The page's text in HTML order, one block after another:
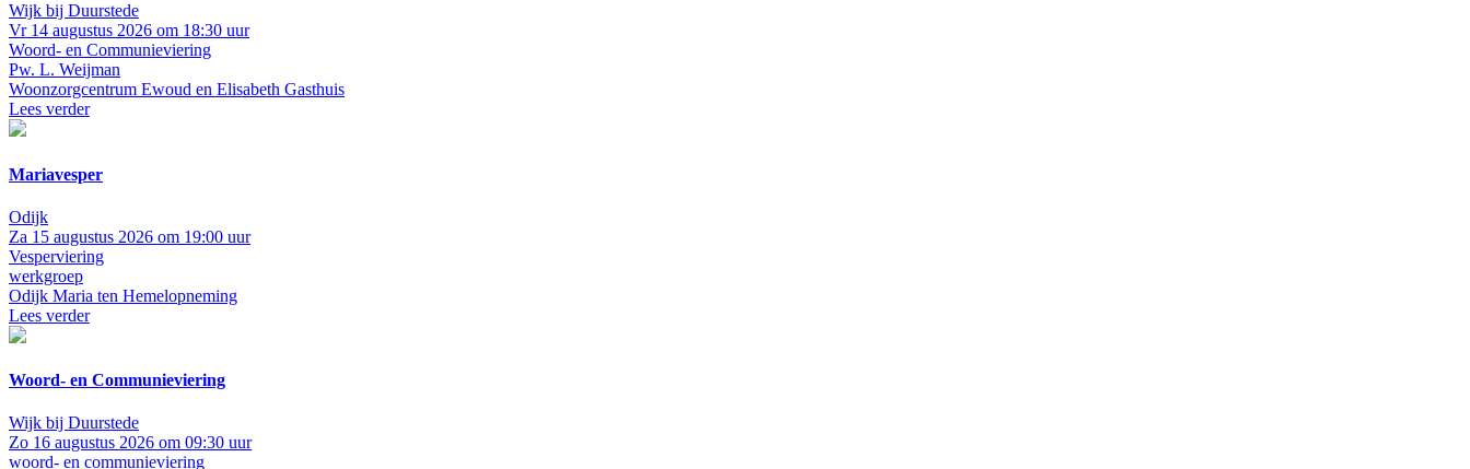
Wijk bij Duurstede
Vr 14 augustus 2026 om 18:30 uur
Woord- en Communieviering
Pw. L. Weijman
Woonzorgcentrum Ewoud en Elisabeth Gasthuis
Lees verder
Mariavesper
Odijk
Za 15 augustus 2026 om 19:00 uur
Vesperviering
werkgroep
Odijk Maria ten Hemelopneming
Lees verder
Woord- en Communieviering
Wijk bij Duurstede
Zo 16 augustus 2026 om 09:30 uur
woord- en communieviering